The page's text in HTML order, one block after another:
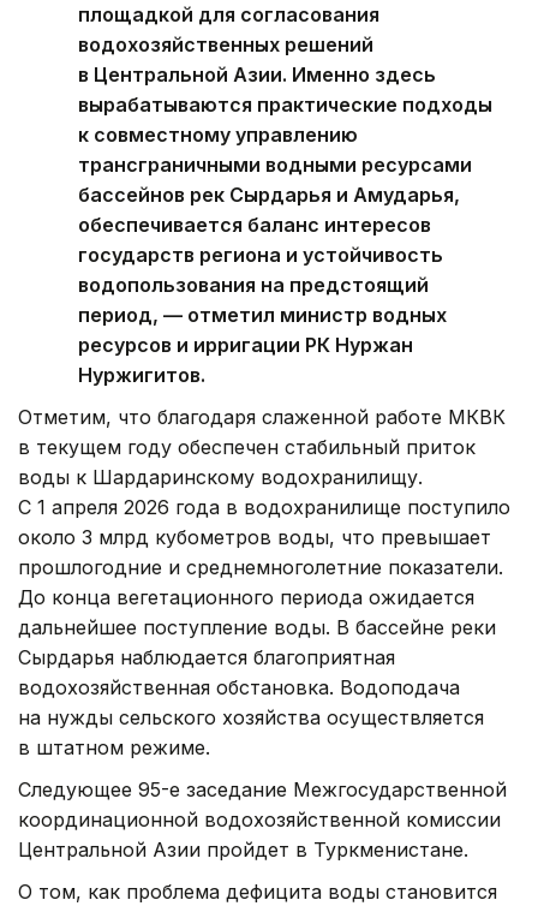
площадкой для согласования
водохозяйственных решений
в Центральной Азии. Именно здесь
вырабатываются практические подходы
к совместному управлению
трансграничными водными ресурсами
бассейнов рек Сырдарья и Амударья,
обеспечивается баланс интересов
государств региона и устойчивость
водопользования на предстоящий
период, — отметил министр водных
ресурсов и ирригации РК Нуржан
Нуржигитов.
Отметим, что благодаря слаженной работе МКВК
в текущем году обеспечен стабильный приток
воды к Шардаринскому водохранилищу.
С 1 апреля 2026 года в водохранилище поступило
около 3 млрд кубометров воды, что превышает
прошлогодние и среднемноголетние показатели.
До конца вегетационного периода ожидается
дальнейшее поступление воды. В бассейне реки
Сырдарья наблюдается благоприятная
водохозяйственная обстановка. Водоподача
на нужды сельского хозяйства осуществляется
в штатном режиме.
Следующее 95-е заседание Межгосударственной
координационной водохозяйственной комиссии
Центральной Азии пройдет в Туркменистане.
О том, как проблема дефицита воды становится